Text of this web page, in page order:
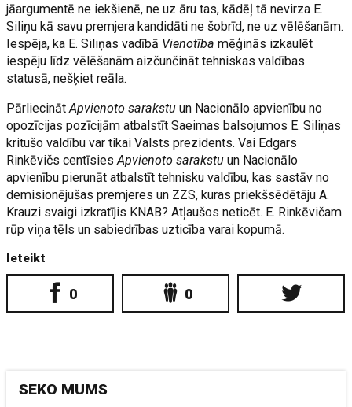
jāargumentē ne iekšienē, ne uz āru tas, kādēļ tā nevirza E.
Siliņu kā savu premjera kandidāti ne šobrīd, ne uz vēlēšanām.
Iespēja, ka E. Siliņas vadībā Vienotībamēģinās izkaulēt
iespēju līdz vēlēšanām aizčunčināt tehniskas valdības
statusā, nešķiet reāla.
PārliecinātApvienoto sarakstu un Nacionālo apvienību no
opozīcijas pozīcijām atbalstīt Saeimas balsojumos E. Siliņas
kritušo valdību var tikai Valsts prezidents. Vai Edgars
Rinkēvičs centīsiesApvienoto sarakstu un Nacionālo
apvienību pierunāt atbalstīt tehnisku valdību, kas sastāv no
demisionējušas premjeres un ZZS, kuras priekšsēdētāju A.
Krauzi svaigi izkratījis KNAB? Atļaušos neticēt. E. Rinkēvičam
rūp viņa tēls un sabiedrības uzticība varai kopumā.
Ieteikt
0 0
SEKO MUMS